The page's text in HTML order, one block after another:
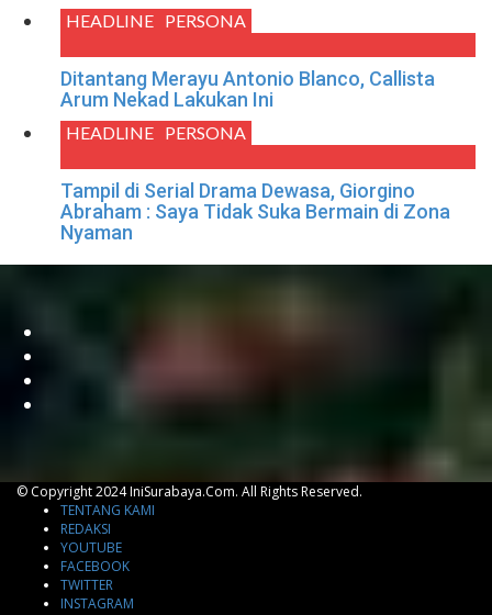
HEADLINE PERSONA
Ditantang Merayu Antonio Blanco, Callista
Arum Nekad Lakukan Ini
HEADLINE PERSONA
Tampil di Serial Drama Dewasa, Giorgino
Abraham : Saya Tidak Suka Bermain di Zona
Nyaman
© Copyright 2024 IniSurabaya.com. All Rights Reserved.
TENTANG KAMI
REDAKSI
YOUTUBE
FACEBOOK
TWITTER
INSTAGRAM